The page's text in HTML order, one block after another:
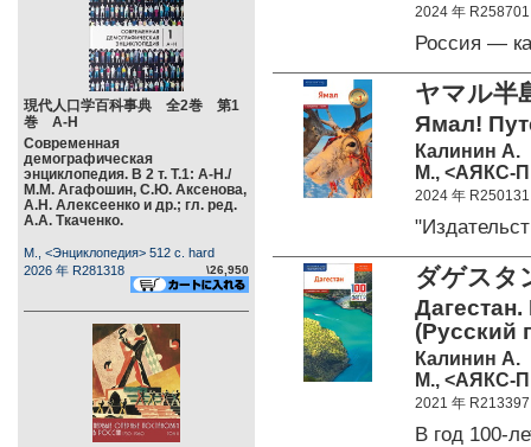
現代人口学百科事典 全2巻 第1
巻 А-Н
Современная
демографическая
энциклопедия. В 2 т. Т.1: А-Н./
М.М. Агафошин, С.Ю. Аксенова,
А.Н. Алексеенко и др.; гл. ред.
А.А. Ткаченко.
М., <Энциклопедия> 512 c. hard
2026 年 R281318
\26,950
2024 年 R258701
Россия —
ヤマル
Ямал!
Калинин А.
М., <АЯКС-
2024 年 R250131
ダゲスタ
(Русский
Калинин А.
М., <АЯКС-
2021 年 R213397
В год 100-